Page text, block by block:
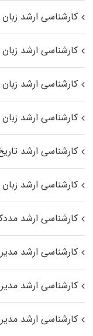
کارشناسی ارشد زبان
کارشناسی ارشد
کارشناسی ارشد
کارشناسی ارشد زبان
کارشناسی ارشد
کارشناسی ارشد زبان
کارشناسی ارشد
کارشناسی ارشد
کارشناسی ارشد
کارشناسی ارشد